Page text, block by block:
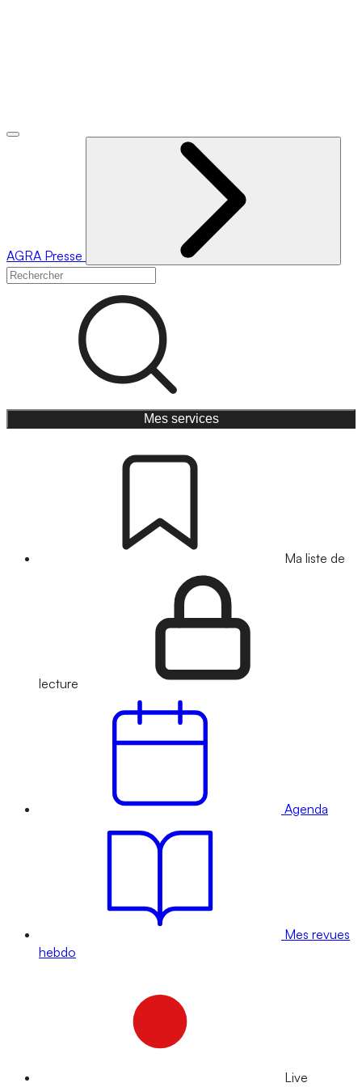
AGRA Presse
Mes services
Ma liste de
lecture
Agenda
Mes revues
hebdo
Live